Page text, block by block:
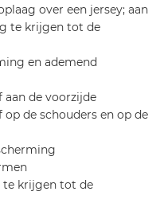
over een jersey; aan
te krijgen tot de
en ademend
aan de voorzijde
de schouders en op de
te krijgen tot de